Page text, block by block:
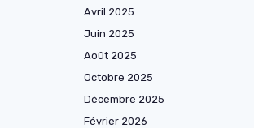
Avril 2025
Juin 2025
Août 2025
Octobre 2025
Décembre 2025
Février 2026